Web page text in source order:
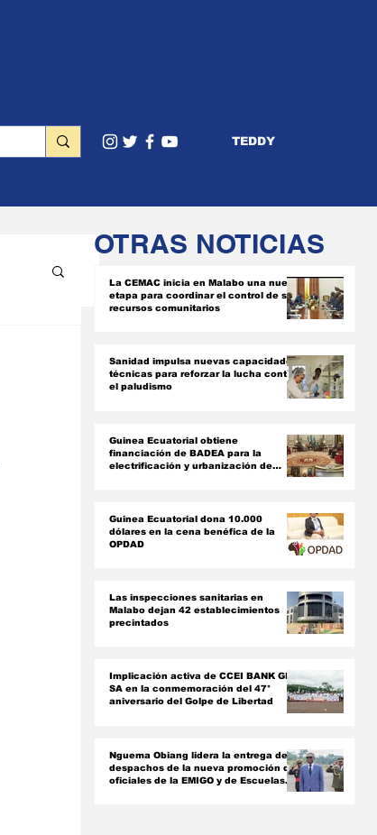
TEDDY
OTRAS NOTICIAS
La CEMAC inicia en Malabo una nueva
etapa para coordinar el control de sus
recursos comunitarios
Sanidad impulsa nuevas capacidades
técnicas para reforzar la lucha contra
el paludismo
Guinea Ecuatorial obtiene
financiación de BADEA para la
electrificación y urbanización de
Guinea Ecuatorial dona 10.000
dólares en la cena benéfica de la
OPDAD
Las inspecciones sanitarias en
Malabo dejan 42 establecimientos
precintados
Implicación activa de CCEI BANK GE
SA en la conmemoración del 47°
aniversario del Golpe de Libertad ‎
Nguema Obiang lidera la entrega de
despachos de la nueva promoción de
oficiales de la EMIGO y de Escuelas